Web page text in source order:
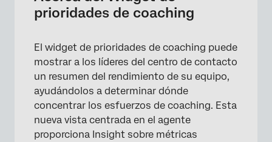
Compatibilidad de tipo de campo
coaching
Personalización de widget
Preguntas frequentes
prioridades de coaching
El widget de prioridades de coaching puede
mostrar a los líderes del centro de contacto
un resumen del rendimiento de su equipo,
ayudándolos a determinar dónde
concentrar los esfuerzos de coaching. Esta
nueva vista centrada en el agente
proporciona Insight sobre métricas